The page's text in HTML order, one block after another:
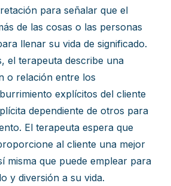
para señalar que el
de las cosas o las personas
llenar su vida de significado.
el terapeuta describe una
o relación entre los
explícitos del cliente
dependiente de otros para
El terapeuta espera que
al cliente una mejor
misma que puede emplear para
y diversión a su vida.